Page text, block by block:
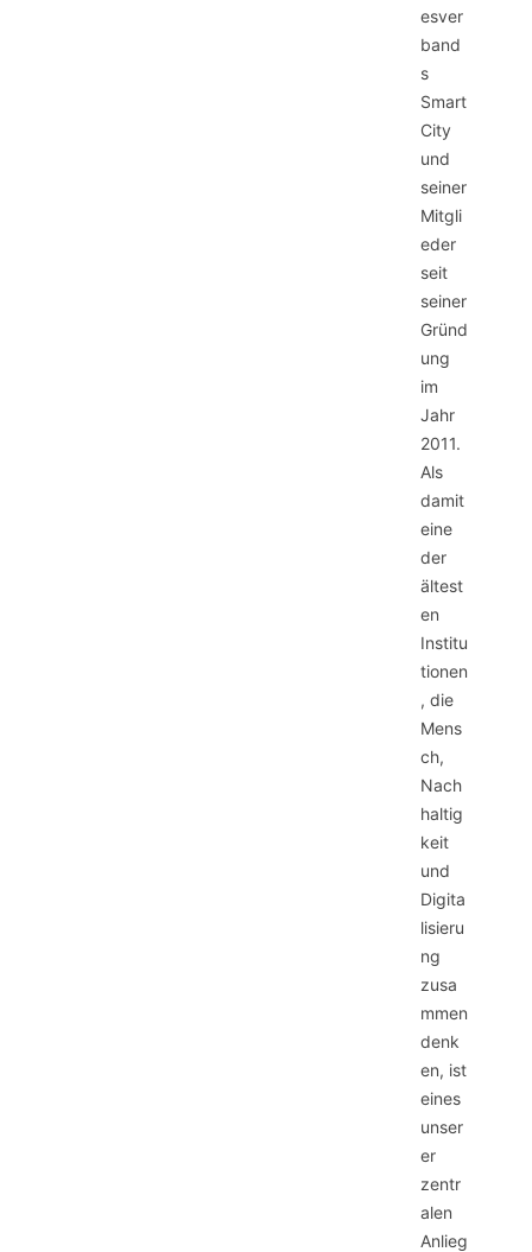
esver
band
s
Smart
City
und
seiner
Mitgli
eder
seit
seiner
Gründ
ung
im
Jahr
2011.
Als
damit
eine
der
ältest
en
Institu
tionen
, die
Mens
ch,
Nach
haltig
keit
und
Digita
lisieru
ng
zusa
mmen
denk
en, ist
eines
unser
er
zentr
alen
Anlieg